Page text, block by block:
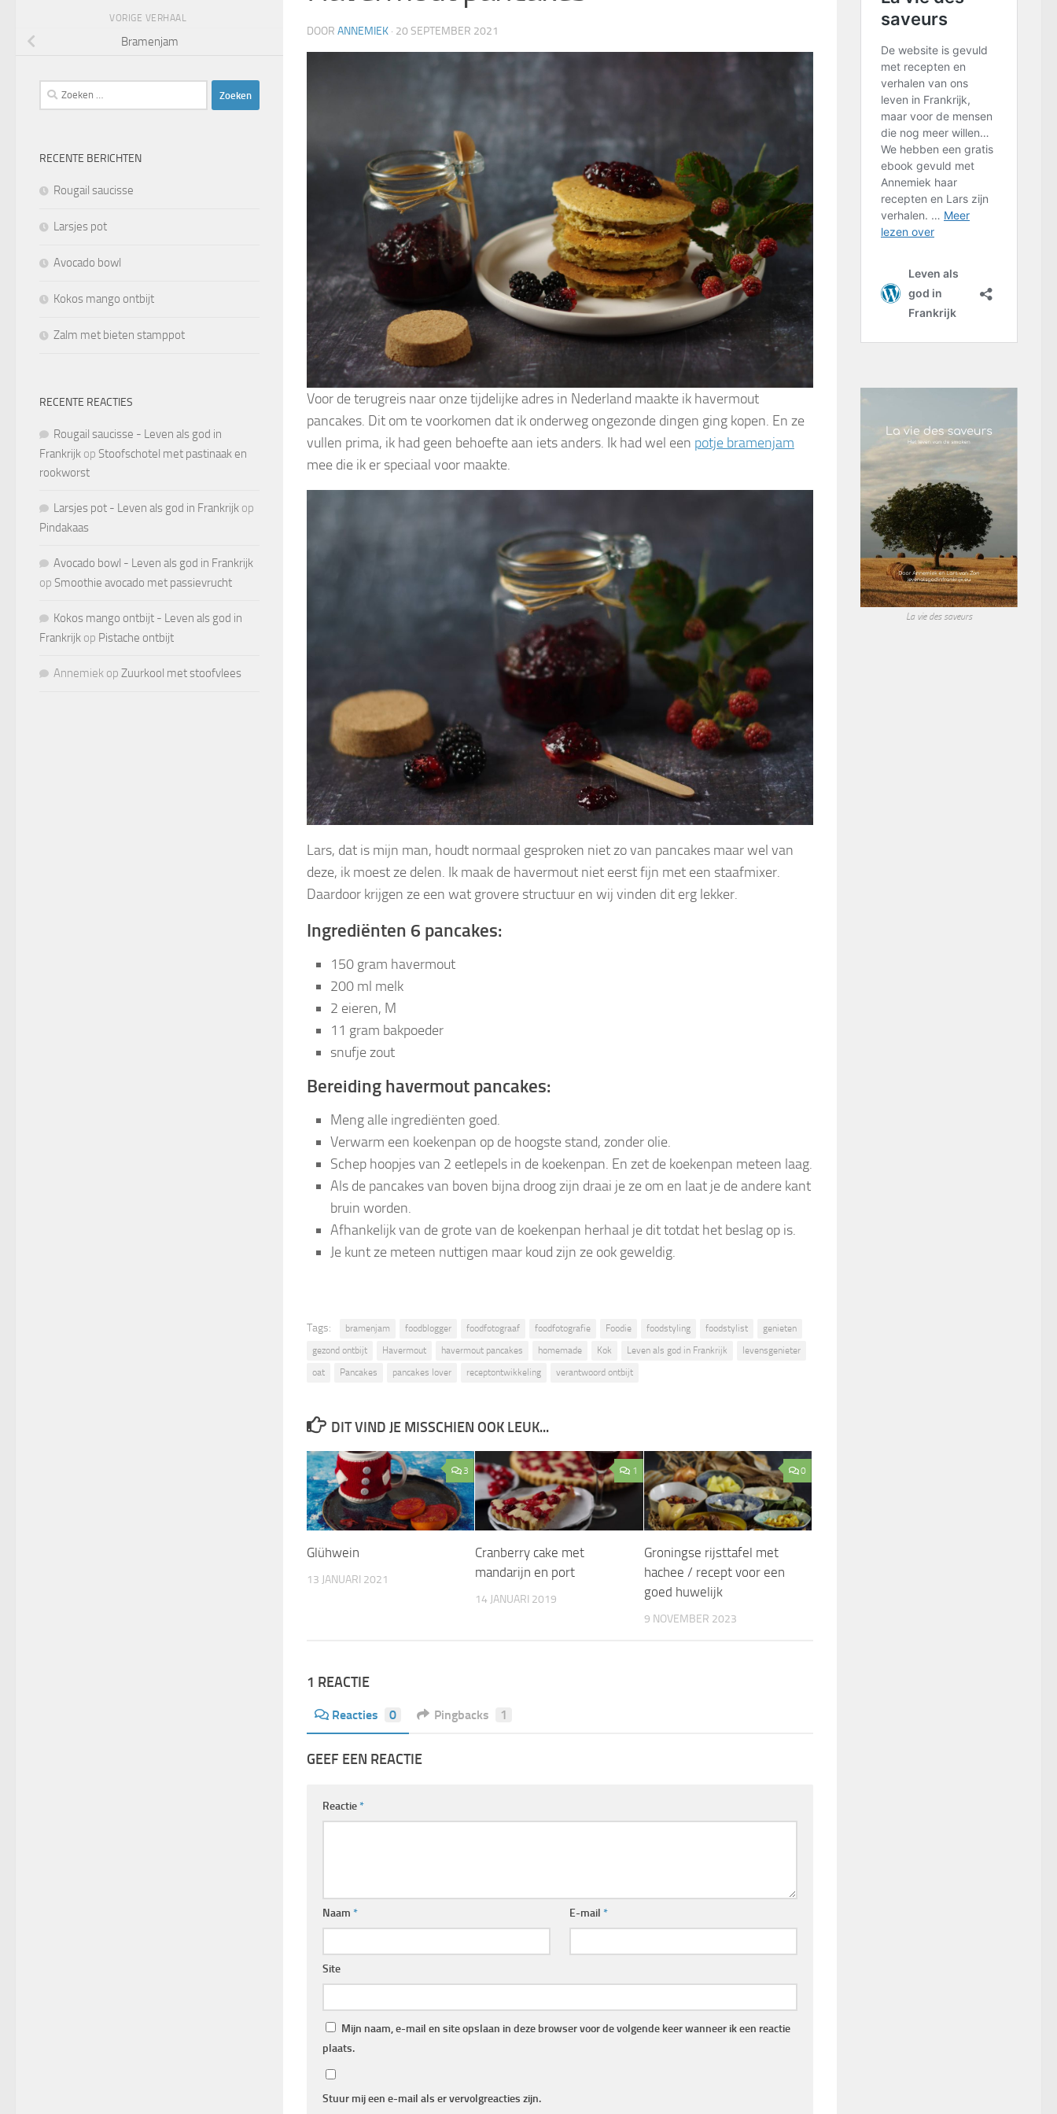
DOOR ANNEMIEK · 20 SEPTEMBER 2021
Voor de terugreis naar onze tijdelijke adres in Nederland maakte ik havermout
pancakes. Dit om te voorkomen dat ik onderweg ongezonde dingen ging kopen. En ze
vullen prima, ik had geen behoefte aan iets anders. Ik had wel een potje bramenjam
mee die ik er speciaal voor maakte.
Lars, dat is mijn man, houdt normaal gesproken niet zo van pancakes maar wel van
deze, ik moest ze delen. Ik maak de havermout niet eerst fijn met een staafmixer.
Daardoor krijgen ze een wat grovere structuur en wij vinden dit erg lekker.
Ingrediënten 6 pancakes:
150 gram havermout
200 ml melk
2 eieren, M
11 gram bakpoeder
snufje zout
Bereiding havermout pancakes:
Meng alle ingrediënten goed.
Verwarm een koekenpan op de hoogste stand, zonder olie.
Schep hoopjes van 2 eetlepels in de koekenpan. En zet de koekenpan meteen laag.
Als de pancakes van boven bijna droog zijn draai je ze om en laat je de andere kant
bruin worden.
Afhankelijk van de grote van de koekenpan herhaal je dit totdat het beslag op is.
Je kunt ze meteen nuttigen maar koud zijn ze ook geweldig.
Tags: bramenjam foodblogger foodfotograaf foodfotografie Foodie foodstyling foodstylist
genieten
gezond ontbijt
Havermout havermout pancakes homemade Kok Leven als god in Frankrijk
levensgenieter
oat
Pancakes pancakes lover receptontwikkeling verantwoord ontbijt
DIT VIND JE MISSCHIEN OOK LEUK...
3
Glühwein
13 JANUARI 2021
1
Cranberry cake met
mandarijn en port
14 JANUARI 2019
0
Groningse rijsttafel met
hachee / recept voor een
goed huwelijk
9 NOVEMBER 2023
1 REACTIE
Reacties 0 Pingbacks 1
GEEF EEN REACTIE
Reactie*
Naam * E-mail*
Site
Mijn naam, e-mail en site opslaan in deze browser voor de volgende keer wanneer ik een reactie
plaats.
Stuur mij een e-mail als er vervolgreacties zijn.
VORIGE VERHAAL
Bramenjam
Zoeken
naar:
RECENTE BERICHTEN
Rougail saucisse
Larsjes pot
Avocado bowl
Kokos mango ontbijt
Zalm met bieten stamppot
RECENTE REACTIES
Rougail saucisse - Leven als god in
Frankrijk op Stoofschotel met pastinaak en
rookworst
Larsjes pot - Leven als god in Frankrijk op
Pindakaas
Avocado bowl - Leven als god in Frankrijk
op Smoothie avocado met passievrucht
Kokos mango ontbijt - Leven als god in
Frankrijk op Pistache ontbijt
Annemiek op Zuurkool met stoofvlees
La vie des saveurs